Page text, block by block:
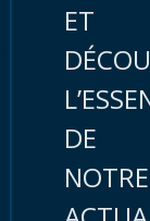
ET
DE
NOTRE